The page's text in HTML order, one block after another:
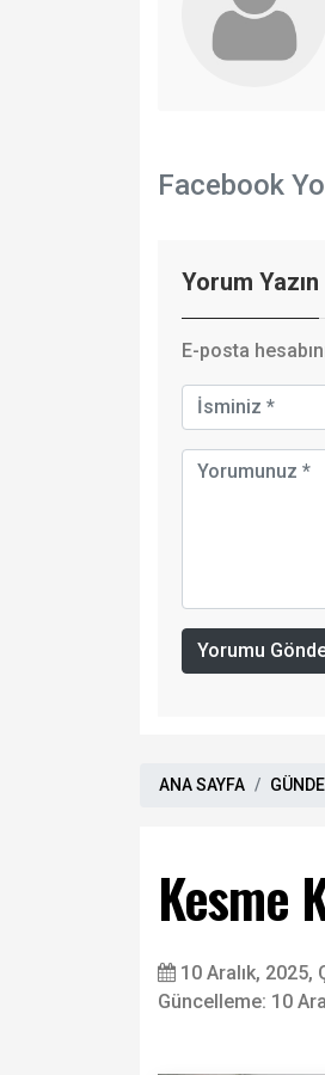
Facebook
Yorum Yazın
E-posta
Yorumu
ANA SAYFA
Kesme
10 Aralık, 2025,
Güncelleme: 10